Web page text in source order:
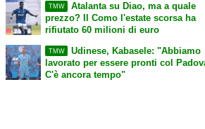
TMW
Atalanta su Diao, ma a quale
prezzo? Il Como l'estate scorsa ha
rifiutato 60 milioni di euro
TMW
Udinese, Kabasele: "Abbiamo
lavorato per essere pronti col
C'è ancora tempo"